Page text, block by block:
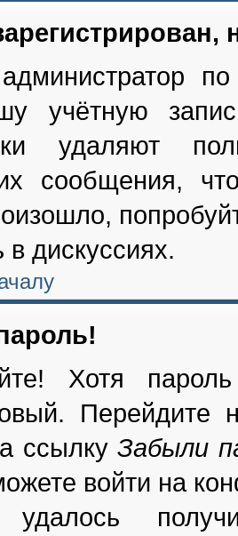
учётную
удаляют
сообщения,
в дискуссиях.
Хотя
Перейдите
ссылкуЗабыли
войти на